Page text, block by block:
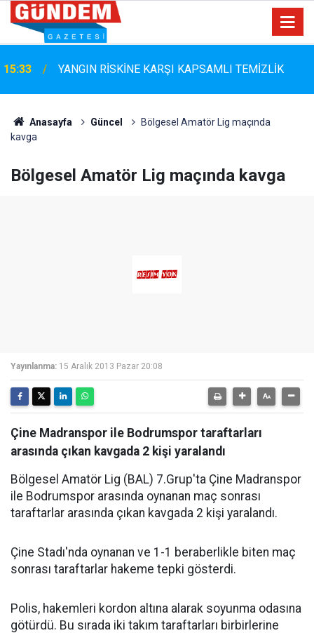
15:06
Marmaris Belediyespor'da Altyapıya Güçlü Takviye:
Mustafa Çolakoğlu ile Sözleşme İmzalandı
Anasayfa Güncel
Bölgesel Amatör Lig maçında
kavga
Bölgesel Amatör Lig maçında kavga
Yayınlanma: 15 Aralık 2013 Pazar 20:08
Çine Madranspor ile Bodrumspor taraftarları
arasında çıkan kavgada 2 kişi yaralandı
Bölgesel Amatör Lig (BAL) 7.Grup'ta Çine Madranspor
ile Bodrumspor arasında oynanan maç sonrası
taraftarlar arasında çıkan kavgada 2 kişi yaralandı.
Çine Stadı'nda oynanan ve 1-1 beraberlikle biten maç
sonrası taraftarlar hakeme tepki gösterdi.
Polis, hakemleri kordon altına alarak soyunma odasına
götürdü. Bu sırada iki takım taraftarları birbirlerine